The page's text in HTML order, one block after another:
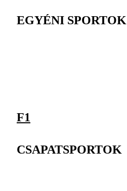
EGYÉNI SPORTOK
F1
CSAPATSPORTOK